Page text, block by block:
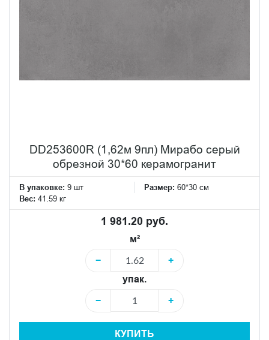
DD253600R (1,62м 9пл) Мирабо серый
обрезной 30*60 керамогранит
В упаковке: 9 шт Размер: 60*30 см
Вес: 41.59 кг
1 981.20 руб.
м²
−
+
упак.
−
+
КУПИТЬ